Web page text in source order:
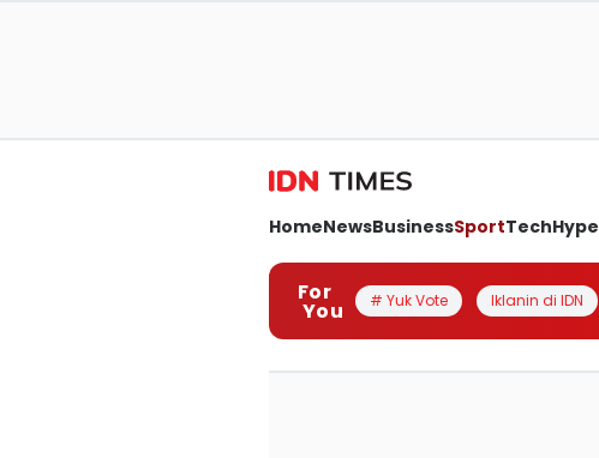
HomeNewsBusinessSportTechHype
For
You # Yuk Vote Iklanin di IDN